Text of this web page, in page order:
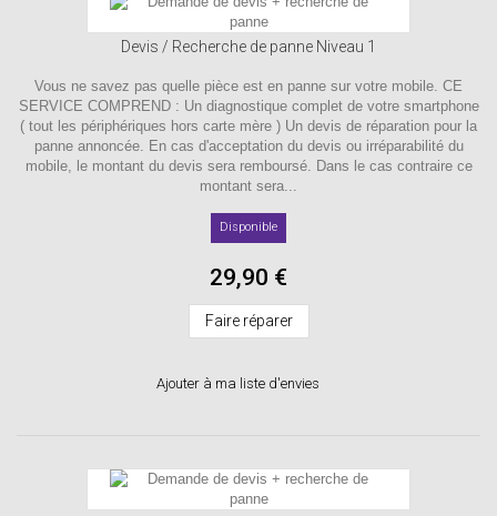
Devis / Recherche de panne Niveau 1
Vous ne savez pas quelle pièce est en panne sur votre mobile. CE
SERVICE COMPREND : Un diagnostique complet de votre smartphone
( tout les périphériques hors carte mère ) Un devis de réparation pour la
panne annoncée. En cas d'acceptation du devis ou irréparabilité du
mobile, le montant du devis sera remboursé. Dans le cas contraire ce
montant sera...
Disponible
29,90 €
Faire réparer
Ajouter à ma liste d'envies